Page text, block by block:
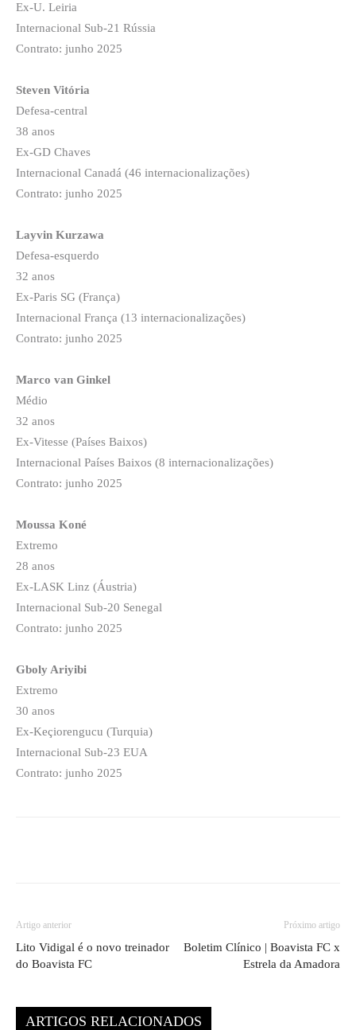
Ex-U. Leiria
Internacional Sub-21 Rússia
Contrato: junho 2025
Steven Vitória
Defesa-central
38 anos
Ex-GD Chaves
Internacional Canadá (46 internacionalizações)
Contrato: junho 2025
Layvin Kurzawa
Defesa-esquerdo
32 anos
Ex-Paris SG (França)
Internacional França (13 internacionalizações)
Contrato: junho 2025
Marco van Ginkel
Médio
32 anos
Ex-Vitesse (Países Baixos)
Internacional Países Baixos (8 internacionalizações)
Contrato: junho 2025
Moussa Koné
Extremo
28 anos
Ex-LASK Linz (Áustria)
Internacional Sub-20 Senegal
Contrato: junho 2025
Gboly Ariyibi
Extremo
30 anos
Ex-Keçiorengucu (Turquia)
Internacional Sub-23 EUA
Contrato: junho 2025
Artigo anterior
Lito Vidigal é o novo treinador
do Boavista FC
Próximo artigo
Boletim Clínico | Boavista FC x
Estrela da Amadora
ARTIGOS RELACIONADOS